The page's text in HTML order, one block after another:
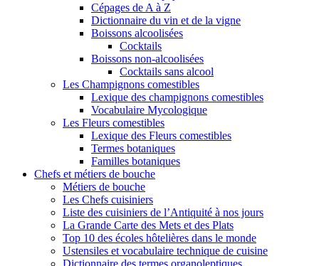
Cépages de A à Z
Dictionnaire du vin et de la vigne
Boissons alcoolisées
Cocktails
Boissons non-alcoolisées
Cocktails sans alcool
Les Champignons comestibles
Lexique des champignons comestibles
Vocabulaire Mycologique
Les Fleurs comestibles
Lexique des Fleurs comestibles
Termes botaniques
Familles botaniques
Chefs et métiers de bouche
Métiers de bouche
Les Chefs cuisiniers
Liste des cuisiniers de l’Antiquité à nos jours
La Grande Carte des Mets et des Plats
Top 10 des écoles hôtelières dans le monde
Ustensiles et vocabulaire technique de cuisine